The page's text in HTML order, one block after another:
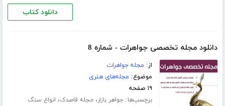
دانلود کتاب
دانلود مجله تخصصی جواهرات - شماره 8
از: مجله جواهرات
موضوع: مجله‌های هنری
۱۹ صفحه
برچسب‌ها: جواهر بازار، مجله قاصدک، انواع سنگ